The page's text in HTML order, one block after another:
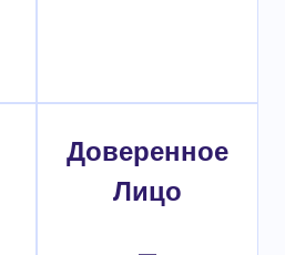
Доверенное
Лицо